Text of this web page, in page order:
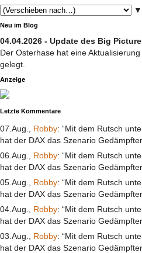
▼
Neu im Blog
04.04.2026 - Update des Big
Der Osterhase hat eine
gelegt.
Anzeige
Letzte Kommentare
07.Aug., Robby: “Mit dem Rutsch
hat der DAX das Szenario
06.Aug., Robby: “Mit dem Rutsch
hat der DAX das Szenario
05.Aug., Robby: “Mit dem Rutsch
hat der DAX das Szenario
04.Aug., Robby: “Mit dem Rutsch
hat der DAX das Szenario
03.Aug., Robby: “Mit dem Rutsch
hat der DAX das Szenario